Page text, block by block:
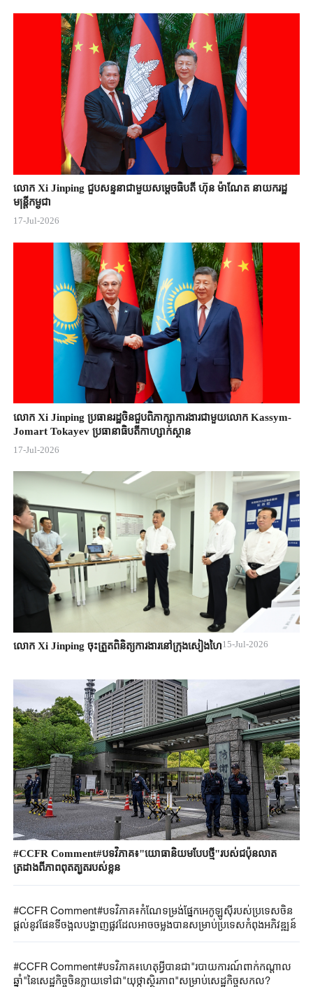
លោក Xi Jinping ជួបសន្ទនាជាមួយសម្តេចធិបតី ហ៊ុន ម៉ាណែត នាយករដ្ឋ
មន្ត្រីកម្ពុជា
17-Jul-2026
លោក Xi Jinping ប្រធានរដ្ឋចិន​ជួបពិភាក្សា​ការងារជាមួយ​លោក Kassym-
Jomart ​Tokayev ​ប្រធានាធិបតី​កាហ្សាក់ស្ថាន​
17-Jul-2026
លោក Xi Jinping ចុះត្រួតពិនិត្យការងារនៅក្រុងសៀងហៃ15-Jul-2026
#CCFR Comment#បទវិភាគ៖"យោធានិយមបែបថ្មី"របស់ជប៉ុនលាត
ត្រដាងពីភាពពុតត្បុតរបស់ខ្លួន
#CCFR Comment#បទវិភាគ៖កំណែទម្រង់ផ្នែកអេកូឡូស៊ីរបស់ប្រទេសចិន
ផ្តល់នូវផែនទីចង្អុលបង្ហាញផ្លូវដែលអាចចម្លងបានសម្រាប់ប្រទេសកំពុងអភិវឌ្ឍន៍
#CCFR Comment#បទវិភាគ៖ហេតុអ្វីបានជា"របាយការណ៍ពាក់កណ្តាល
ឆ្នាំ"នៃសេដ្ឋកិច្ចចិនក្លាយទៅជា"យុថ្កាស្ថិរភាព"សម្រាប់សេដ្ឋកិច្ចសកល?